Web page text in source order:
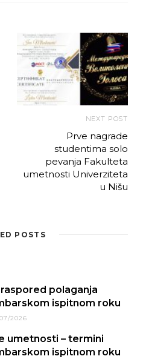
NEXT POST
Prve nagrade
studentima solo
pevanja Fakulteta
umetnosti Univerziteta
u Nišu
POSTS
polaganja
ispitnom roku
2026
umetnosti – termini
ispitnom roku